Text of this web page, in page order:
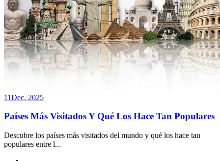
11Dec, 2025
Países Más Visitados Y Qué Los Hace Tan Populares
Descubre los países más visitados del mundo y qué los hace tan
populares entre l...